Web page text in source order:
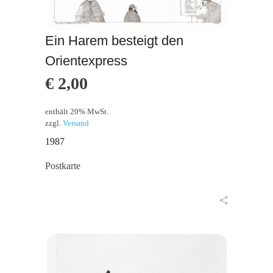
Ein Harem besteigt den
Orientexpress
€ 2,00
enthält 20% MwSt.
zzgl. Versand
1987
Postkarte